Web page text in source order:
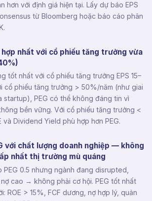
hơn với định giá hiện tại. Lấy dự báo EPS
từ Bloomberg hoặc báo cáo phân
hợp nhất với cổ phiếu tăng trưởng vừa
tốt nhất với cổ phiếu tăng trưởng EPS 15–
cổ phiếu tăng trưởng > 50%/năm (như giai
startup), PEG có thể không đáng tin vì
bền vững. Với cổ phiếu tăng trưởng <
và Dividend Yield phù hợp hơn PEG.
với chất lượng doanh nghiệp — không
nhất thị trường mù quáng
PEG 0.5 nhưng ngành đang disrupted,
cao → không phải cơ hội. PEG tốt nhất
ROE > 15%, FCF dương, nợ hợp lý, quản